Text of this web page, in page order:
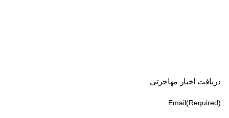
دریافت اخبار مهاجرتی
Email(Required)